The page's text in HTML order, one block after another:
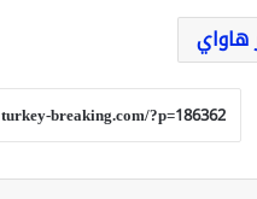
هاواي